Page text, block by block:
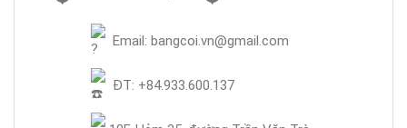
Email: bangcoi.vn@gmail.com
ĐT: +84.933.600.137